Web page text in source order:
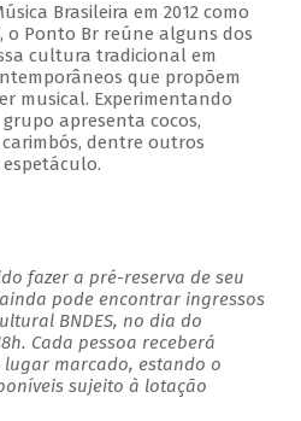
Brasileira em 2012 como
o Ponto Br reúne alguns dos
cultura tradicional em
que propõem
musical. Experimentando
apresenta cocos,
dentre outros
fazer a pré-reserva de seu
pode encontrar ingressos
BNDES, no dia do
Cada pessoa receberá
marcado, estando o
sujeito à lotação